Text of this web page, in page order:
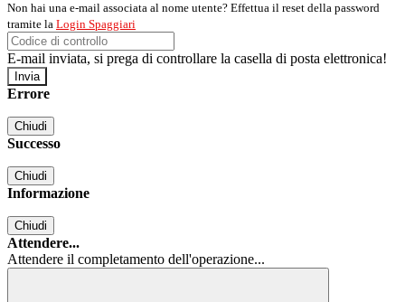
Non hai una e-mail associata al nome utente? Effettua il reset della password
tramite la Login Spaggiari
E-mail inviata, si prega di controllare la casella di posta elettronica!
Errore
Chiudi
Successo
Chiudi
Informazione
Chiudi
Attendere...
Attendere il completamento dell'operazione...